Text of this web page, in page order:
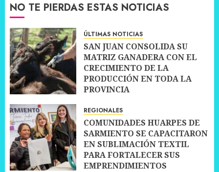
NO TE PIERDAS ESTAS NOTICIAS
ÚLTIMAS NOTICIAS
SAN JUAN CONSOLIDA SU
MATRIZ GANADERA CON EL
CRECIMIENTO DE LA
PRODUCCIÓN EN TODA LA
PROVINCIA
REGIONALES
COMUNIDADES HUARPES DE
SARMIENTO SE CAPACITARON
EN SUBLIMACIÓN TEXTIL
PARA FORTALECER SUS
EMPRENDIMIENTOS